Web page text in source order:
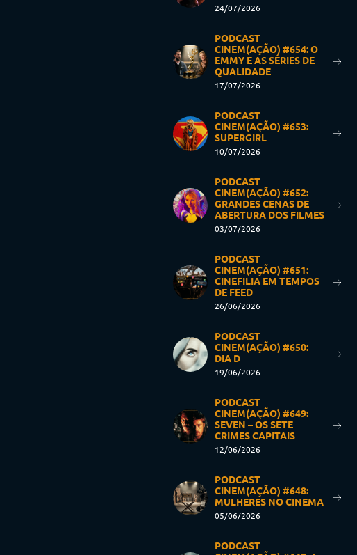
24/07/2026
PODCAST
CINEM(AÇÃO) #654: O
EMMY E AS SÉRIES DE
QUALIDADE
17/07/2026
PODCAST
CINEM(AÇÃO) #653:
SUPERGIRL
10/07/2026
PODCAST
CINEM(AÇÃO) #652:
GRANDES CENAS DE
ABERTURA DOS FILMES
03/07/2026
PODCAST
CINEM(AÇÃO) #651:
CINEFILIA EM TEMPOS
DE FEED
26/06/2026
PODCAST
CINEM(AÇÃO) #650:
DIA D
19/06/2026
PODCAST
CINEM(AÇÃO) #649:
SEVEN – OS SETE
CRIMES CAPITAIS
12/06/2026
PODCAST
CINEM(AÇÃO) #648:
MULHERES NO CINEMA
05/06/2026
PODCAST